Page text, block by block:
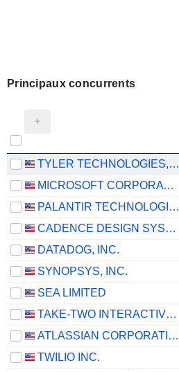
Principaux concurrents
TYLER TECHNOLOGIES, INC.
MICROSOFT CORPORATION
PALANTIR TECHNOLOGIES INC.
CADENCE DESIGN SYSTEMS, INC.
DATADOG, INC.
SYNOPSYS, INC.
SEA LIMITED
TAKE-TWO INTERACTIVE SOFTWARE, INC.
ATLASSIAN CORPORATION
TWILIO INC.